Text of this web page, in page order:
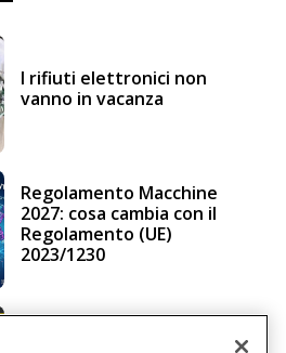
I rifiuti elettronici non
vanno in vacanza
Regolamento Macchine
2027: cosa cambia con il
Regolamento (UE)
2023/1230